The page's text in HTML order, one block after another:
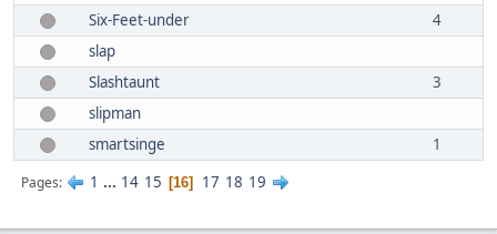
Six-Feet-under
4
slap
Slashtaunt
3
slipman
smartsinge
1
Pages 1 ... 14 15 16 17 18 19